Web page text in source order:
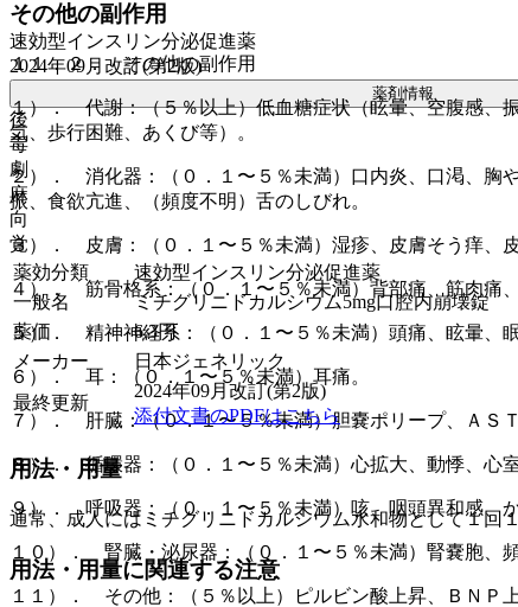
その他の副作用
１１．２． その他の副作用
１）． 代謝：（５％以上）低血糖症状（眩暈、空腹感、
気、歩行困難、あくび等）。
２）． 消化器：（０．１〜５％未満）口内炎、口渇、胸
振、食欲亢進、（頻度不明）舌のしびれ。
３）． 皮膚：（０．１〜５％未満）湿疹、皮膚そう痒、
４）． 筋骨格系：（０．１〜５％未満）背部痛、筋肉痛
５）． 精神神経系：（０．１〜５％未満）頭痛、眩暈、
６）． 耳：（０．１〜５％未満）耳痛。
７）． 肝臓：（０．１〜５％未満）胆嚢ポリープ、ＡＳ
８）． 循環器：（０．１〜５％未満）心拡大、動悸、心
９）． 呼吸器：（０．１〜５％未満）咳、咽頭異和感、か
１０）． 腎臓・泌尿器：（０．１〜５％未満）腎嚢胞、
１１）． その他：（５％以上）ピルビン酸上昇、ＢＮＰ
速効型インスリン分泌促進薬
2024年09月改訂(第2版)
薬剤情報
後
毒
劇
麻
向
覚
薬効分類
速効型インスリン分泌促進薬
一般名
ミチグリニドカルシウム5mg口腔内崩壊錠
薬価
6.3円
メーカー
日本ジェネリック
最終更新
2024年09月改訂(第2版)
添付文書のPDFはこちら
用法・用量
通常、成人にはミチグリニドカルシウム水和物として１回
用法・用量に関連する注意